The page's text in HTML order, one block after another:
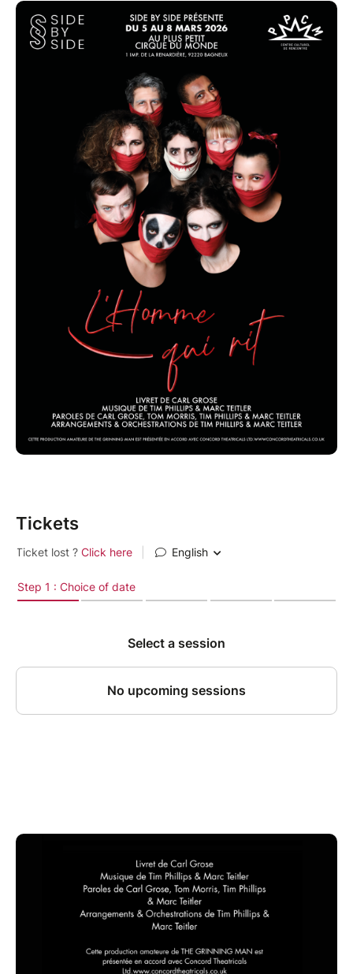
loup de compagnie et d’une jeune fille aveugle,
l’histoire de Grinpayne est racontée.
Désespéré de connaître les terribles secrets de son
horrible défiguration, Grinpayne laisse derrière lui
tout ce qu’il connaît et aime, et entreprend un voyage
dans un monde encore plus cruel - celui de
l’aristocratie.
Un conte d’horreur gothique mêlant le rire, l’espoir et
le désir profond de l’humanité d’être”vus” et aimés
pour ce que nous sommes vraiment- dans nos
ténèbres comme dans notre lumière.
Sur scène : 9 comédien·ne·s et un orchestre de 10
musicien·ne·s live vous content cette histoire haute
** Certaines scènes peuvent heurter la sensibilité des
enfants. Spectacle conseillé à partir de 12 ans. **
Durée du spectacle : 2h10 (+ entracte de 15 minutes)
Tickets